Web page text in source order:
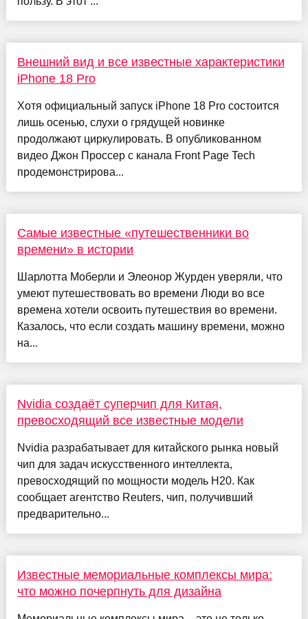
Внешний вид и все известные характеристики
iPhone 18 Pro
Хотя официальный запуск iPhone 18 Pro состоится
лишь осенью, слухи о грядущей новинке
продолжают циркулировать. В опубликованном
видео Джон Проссер с канала Front Page Tech
продемонстрирова...
Самые известные «путешественники во
времени» в истории
Шарлотта Моберли и Элеонор Журден уверяли, что
умеют путешествовать во времени Люди во все
времена хотели освоить путешествия во времени.
Казалось, что если создать машину времени, можно
на...
Nvidia создаёт суперчип для Китая,
превосходящий все известные модели
Nvidia разрабатывает для китайского рынка новый
чип для задач искусственного интеллекта,
превосходящий по мощности модель H20. Как
сообщает агентство Reuters, чип, получивший
предварительно...
Известные мемориальные комплексы мира:
что можно почерпнуть для дизайна